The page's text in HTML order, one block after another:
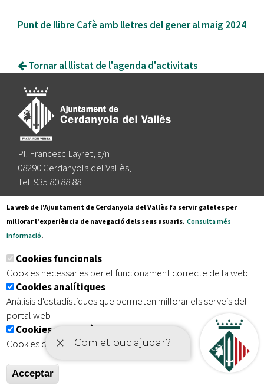
Punt de llibre Cafè amb lletres del gener al maig 2024
Tornar al llistat de l'agenda d'activitats
Pl. Francesc Layret, s/n
08290 Cerdanyola del Vallès,
Tel. 935 80 88 88
Segueix-nos a:
Subscriu-te al nostre butlletí
Inici | Avís legal | Protecció de dades
| Accessibilitat
La web de l'Ajuntament de Cerdanyola del Vallès fa servir galetes per
millorar l'experiència de navegació dels seus usuaris. Consulta més
informació.
Cookies funcionals
Cookies necessaries per el funcionament correcte de la web
Cookies analítiques
Anàlisis d'estadístiques que permeten millorar els serveis del
portal web
Cookies publicitàries
Cookies de tercers amb finalitat publicitària
Acceptar